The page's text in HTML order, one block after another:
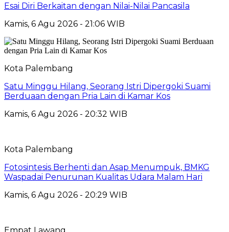
Esai Diri Berkaitan dengan Nilai-Nilai Pancasila
Kamis, 6 Agu 2026 - 21:06 WIB
Kota Palembang
Satu Minggu Hilang, Seorang Istri Dipergoki Suami
Berduaan dengan Pria Lain di Kamar Kos
Kamis, 6 Agu 2026 - 20:32 WIB
Kota Palembang
Fotosintesis Berhenti dan Asap Menumpuk, BMKG
Waspadai Penurunan Kualitas Udara Malam Hari
Kamis, 6 Agu 2026 - 20:29 WIB